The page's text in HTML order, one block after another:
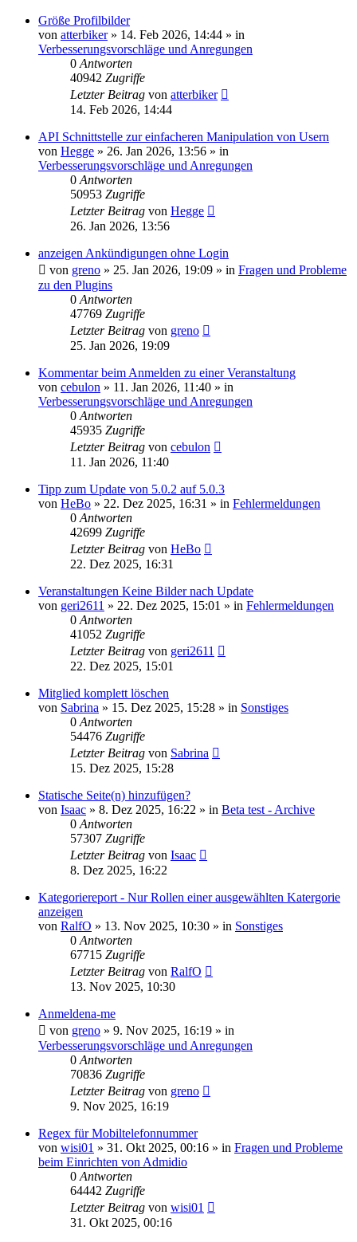
Größe Profilbilder
von atterbiker» 14. Feb 2026, 14:44 » in
Verbesserungsvorschläge und Anregungen
0 Antworten
40942 Zugriffe
Letzter Beitrag von atterbiker
14. Feb 2026, 14:44
API Schnittstelle zur einfacheren Manipulation von Usern
von Hegge » 26. Jan 2026, 13:56 » in
Verbesserungsvorschläge und Anregungen
0 Antworten
50953 Zugriffe
Letzter Beitrag von Hegge
26. Jan 2026, 13:56
anzeigen Ankündigungen ohne Login
von greno » 25. Jan 2026, 19:09 » in Fragen und Probleme
zu den Plugins
0 Antworten
47769 Zugriffe
Letzter Beitrag von greno
25. Jan 2026, 19:09
Kommentar beim Anmelden zu einer Veranstaltung
von cebulon » 11. Jan 2026, 11:40 » in
Verbesserungsvorschläge und Anregungen
0 Antworten
45935 Zugriffe
Letzter Beitrag von cebulon
11. Jan 2026, 11:40
Tipp zum Update von 5.0.2 auf 5.0.3
von HeBo » 22. Dez 2025, 16:31 » in Fehlermeldungen
0 Antworten
42699 Zugriffe
Letzter Beitrag von HeBo
22. Dez 2025, 16:31
Veranstaltungen Keine Bilder nach Update
von geri2611 » 22. Dez 2025, 15:01 » in Fehlermeldungen
0 Antworten
41052 Zugriffe
Letzter Beitrag von geri2611
22. Dez 2025, 15:01
Mitglied komplett löschen
von Sabrina » 15. Dez 2025, 15:28 » in Sonstiges
0 Antworten
54476 Zugriffe
Letzter Beitrag von Sabrina
15. Dez 2025, 15:28
Statische Seite(n) hinzufügen?
von Isaac » 8. Dez 2025, 16:22 » in Beta test - Archive
0 Antworten
57307 Zugriffe
Letzter Beitrag von Isaac
8. Dez 2025, 16:22
Kategoriereport - Nur Rollen einer ausgewählten Katergorie
anzeigen
von RalfO » 13. Nov 2025, 10:30 » in Sonstiges
0 Antworten
67715 Zugriffe
Letzter Beitrag von RalfO
13. Nov 2025, 10:30
Anmeldena-me
von greno » 9. Nov 2025, 16:19 » in
Verbesserungsvorschläge und Anregungen
0 Antworten
70836 Zugriffe
Letzter Beitrag von greno
9. Nov 2025, 16:19
Regex für Mobiltelefonnummer
von wisi01 » 31. Okt 2025, 00:16 » in Fragen und Probleme
beim Einrichten von Admidio
0 Antworten
64442 Zugriffe
Letzter Beitrag von wisi01
31. Okt 2025, 00:16